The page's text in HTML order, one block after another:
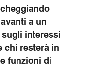
a un
interessi
chi resterà in
funzioni di